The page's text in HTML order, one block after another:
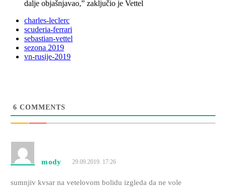
dalje objašnjavao,” zaključio je Vettel
charles-leclerc
scuderia-ferrari
sebastian-vettel
sezona 2019
vn-rusije-2019
6 COMMENTS
mody 29.09.2019. 17:26
sumnjiv kvsar na vetelovom bolidu izgleda da ne vole